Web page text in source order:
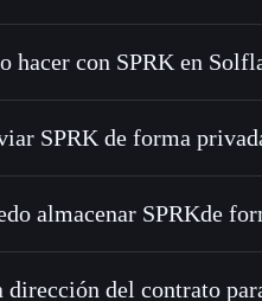
verificado
hacer con SPRK en
cartera de Solflare
al instante: operar con SPRK
: promedio de coste en dólares
privada: transferir SPRK
Solflare
SPRK de forma
agregador de
almacenar SPRKde
SPRK
dirección del contrato